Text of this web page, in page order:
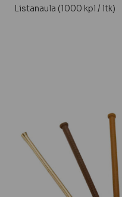
Listanaula (1000 kpl / ltk)